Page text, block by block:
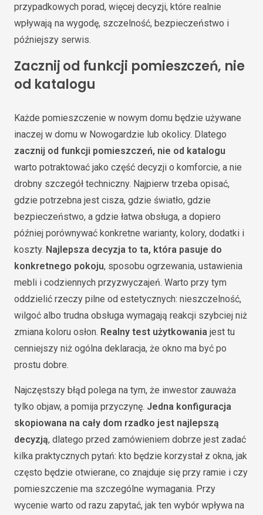
przypadkowych porad, więcej decyzji, które realnie
wpływają na wygodę, szczelność, bezpieczeństwo i
późniejszy serwis.
Zacznij od funkcji pomieszczeń, nie
od katalogu
Każde pomieszczenie w nowym domu będzie używane
inaczej w domu w Nowogardzie lub okolicy. Dlatego
zacznij od funkcji pomieszczeń, nie od katalogu
warto potraktować jako część decyzji o komforcie, a nie
drobny szczegół techniczny. Najpierw trzeba opisać,
gdzie potrzebna jest cisza, gdzie światło, gdzie
bezpieczeństwo, a gdzie łatwa obsługa, a dopiero
później porównywać konkretne warianty, kolory, dodatki i
koszty. Najlepsza decyzja to ta, która pasuje do
konkretnego pokoju, sposobu ogrzewania, ustawienia
mebli i codziennych przyzwyczajeń. Warto przy tym
oddzielić rzeczy pilne od estetycznych: nieszczelność,
wilgoć albo trudna obsługa wymagają reakcji szybciej niż
zmiana koloru osłon. Realny test użytkowania jest tu
cenniejszy niż ogólna deklaracja, że okno ma być po
prostu dobre.
Najczęstszy błąd polega na tym, że inwestor zauważa
tylko objaw, a pomija przyczynę. Jedna konfiguracja
skopiowana na cały dom rzadko jest najlepszą
decyzją, dlatego przed zamówieniem dobrze jest zadać
kilka praktycznych pytań: kto będzie korzystał z okna, jak
często będzie otwierane, co znajduje się przy ramie i czy
pomieszczenie ma szczególne wymagania. Przy
wycenie warto od razu zapytać, jak ten wybór wpływa na